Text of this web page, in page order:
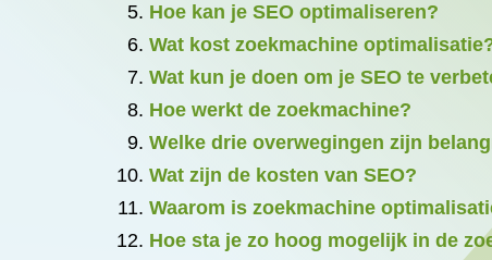
Hoe kan je SEO optimaliseren?
Wat kost zoekmachine
Wat kun je doen om je SEO te
Hoe werkt de zoekmachine?
Welke drie overwegingen zijn
Wat zijn de kosten van SEO?
Waarom is zoekmachine
Hoe sta je zo hoog mogelijk in de